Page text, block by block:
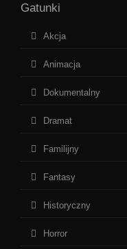
Gatunki
Akcja
Animacja
Dokumentalny
Dramat
Familijny
Fantasy
Historyczny
Horror